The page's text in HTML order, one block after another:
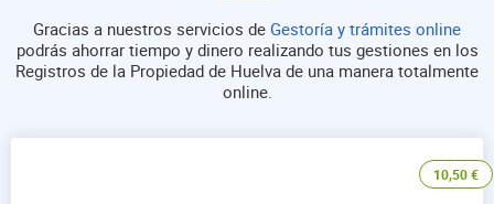
Gracias a nuestros servicios de Gestoría y trámites online
podrás ahorrar tiempo y dinero realizando tus gestiones en los
Registros de la Propiedad de Huelva de una manera totalmente
online.
10,50€